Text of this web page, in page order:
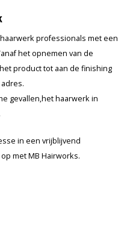
professionals met een
het opnemen van de
product tot aan de finishing
gevallen,het haarwerk in
in een vrijblijvend
met MB Hairworks.